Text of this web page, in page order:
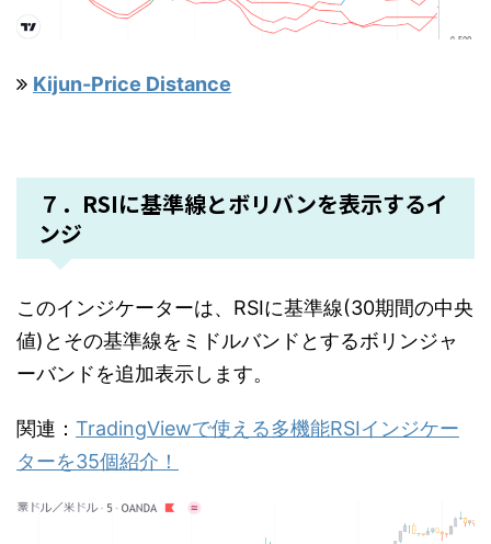
Kijun-Price Distance
７．RSIに基準線とボリバンを表示するイ
ンジ
このインジケーターは、RSIに基準線(30期間の中央
値)とその基準線をミドルバンドとするボリンジャ
ーバンドを追加表示します。
関連： TradingViewで使える多機能RSIインジケー
ターを35個紹介！